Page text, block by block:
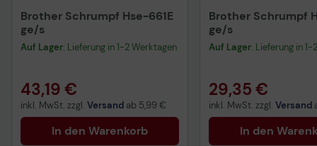
Brother Schrumpf Hse-661E
ge/s
Auf Lager: Lieferung in 1-2 Werktagen
43,19 €
inkl. MwSt. zzgl. Versand ab 5,99 €
In den Warenkorb
Brother Schrumpf
ge/s
Auf Lager: Lieferung in
29,35 €
inkl. MwSt. zzgl. Versand
In den